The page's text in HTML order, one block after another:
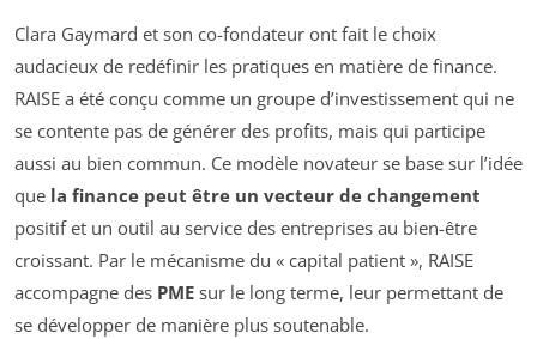
Clara Gaymard et son co-fondateur ont fait le choix
audacieux de redéfinir les pratiques en matière de finance.
RAISE a été conçu comme un groupe d’investissement qui ne
se contente pas de générer des profits, mais qui participe
aussi au bien commun. Ce modèle novateur se base sur l’idée
que la finance peut être un vecteur de changement
positif et un outil au service des entreprises au bien-être
croissant. Par le mécanisme du « capital patient », RAISE
accompagne des PME sur le long terme, leur permettant de
se développer de manière plus soutenable.